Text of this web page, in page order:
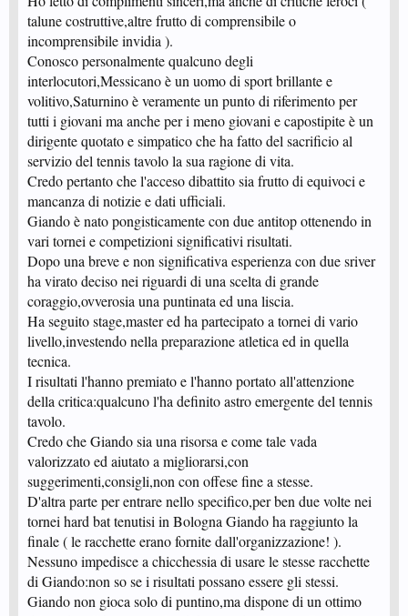
talune costruttive,altre frutto di comprensibile o
incomprensibile invidia ).
Conosco personalmente qualcuno degli
interlocutori,Messicano è un uomo di sport brillante e
volitivo,Saturnino è veramente un punto di riferimento per
tutti i giovani ma anche per i meno giovani e capostipite è un
dirigente quotato e simpatico che ha fatto del sacrificio al
servizio del tennis tavolo la sua ragione di vita.
Credo pertanto che l'acceso dibattito sia frutto di equivoci e
mancanza di notizie e dati ufficiali.
Giando è nato pongisticamente con due antitop ottenendo in
vari tornei e competizioni significativi risultati.
Dopo una breve e non significativa esperienza con due sriver
ha virato deciso nei riguardi di una scelta di grande
coraggio,ovverosia una puntinata ed una liscia.
Ha seguito stage,master ed ha partecipato a tornei di vario
livello,investendo nella preparazione atletica ed in quella
tecnica.
I risultati l'hanno premiato e l'hanno portato all'attenzione
della critica:qualcuno l'ha definito astro emergente del tennis
tavolo.
Credo che Giando sia una risorsa e come tale vada
valorizzato ed aiutato a migliorarsi,con
suggerimenti,consigli,non con offese fine a stesse.
D'altra parte per entrare nello specifico,per ben due volte nei
tornei hard bat tenutisi in Bologna Giando ha raggiunto la
finale ( le racchette erano fornite dall'organizzazione! ).
Nessuno impedisce a chicchessia di usare le stesse racchette
di Giando:non so se i risultati possano essere gli stessi.
Giando non gioca solo di puntino,ma dispone di un ottimo